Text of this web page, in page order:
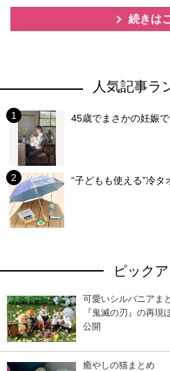
続きは
人気記事ラ
45歳でまさかの妊娠で
“子どもも使える”冷タ
ピック
可愛いシルバニアま
『鬼滅の刃』の再
公開
癒やしの猫まとめ